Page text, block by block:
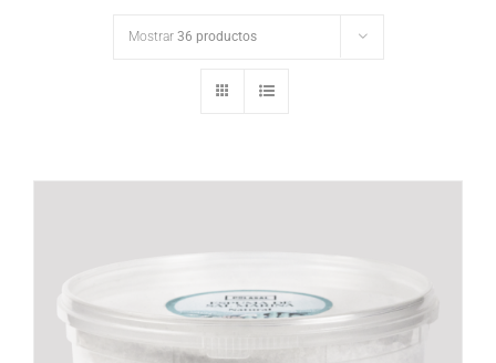
Mostrar 36 productos